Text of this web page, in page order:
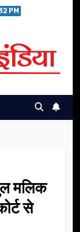
PM
मलिक
से